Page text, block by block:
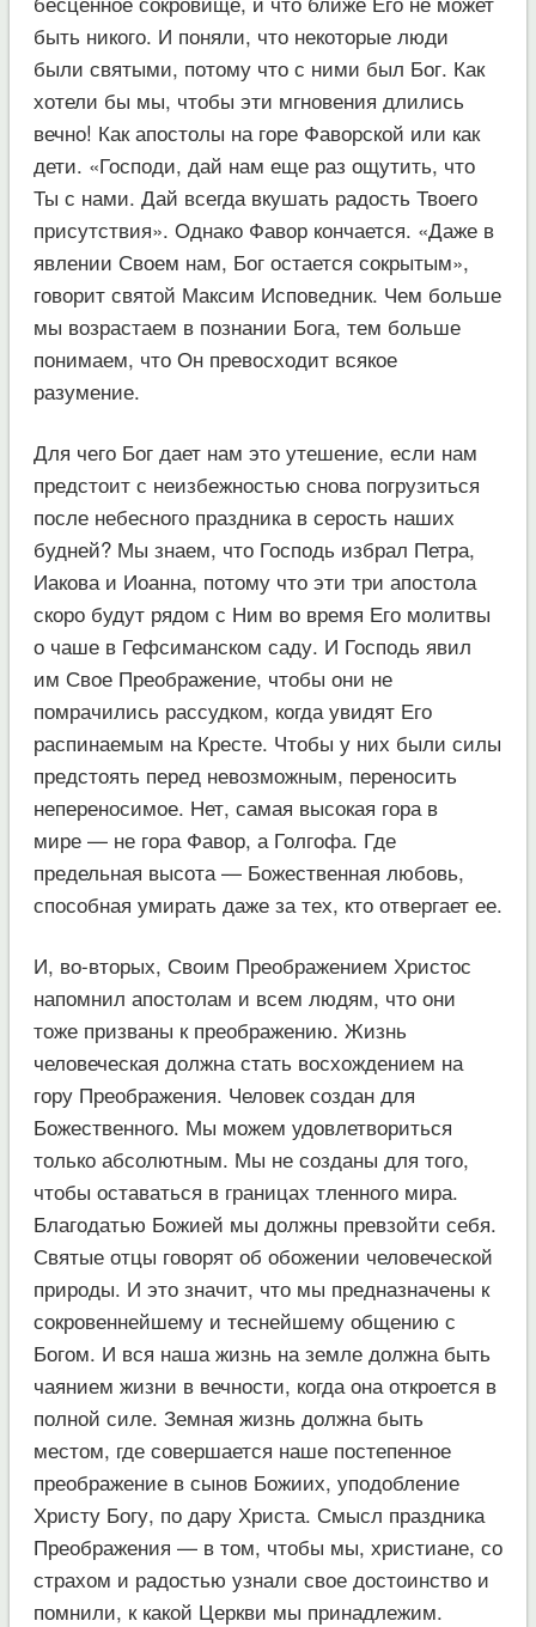
быть никого. И поняли, что некоторые люди
были святыми, потому что с ними был Бог. Как
хотели бы мы, чтобы эти мгновения длились
вечно! Как апостолы на горе Фаворской или как
дети. «Господи, дай нам еще раз ощутить, что
Ты с нами. Дай всегда вкушать радость Твоего
присутствия». Однако Фавор кончается. «Даже в
явлении Своем нам, Бог остается сокрытым»,
говорит святой Максим Исповедник. Чем больше
мы возрастаем в познании Бога, тем больше
понимаем, что Он превосходит всякое
разумение.
Для чего Бог дает нам это утешение, если нам
предстоит с неизбежностью снова погрузиться
после небесного праздника в серость наших
будней? Мы знаем, что Господь избрал Петра,
Иакова и Иоанна, потому что эти три апостола
скоро будут рядом с Ним во время Его молитвы
о чаше в Гефсиманском саду. И Господь явил
им Свое Преображение, чтобы они не
помрачились рассудком, когда увидят Его
распинаемым на Кресте. Чтобы у них были силы
предстоять перед невозможным, переносить
непереносимое. Нет, самая высокая гора в
мире — не гора Фавор, а Голгофа. Где
предельная высота — Божественная любовь,
способная умирать даже за тех, кто отвергает ее.
И, во-вторых, Своим Преображением Христос
напомнил апостолам и всем людям, что они
тоже призваны к преображению. Жизнь
человеческая должна стать восхождением на
гору Преображения. Человек создан для
Божественного. Мы можем удовлетвориться
только абсолютным. Мы не созданы для того,
чтобы оставаться в границах тленного мира.
Благодатью Божией мы должны превзойти себя.
Святые отцы говорят об обожении человеческой
природы. И это значит, что мы предназначены к
сокровеннейшему и теснейшему общению с
Богом. И вся наша жизнь на земле должна быть
чаянием жизни в вечности, когда она откроется в
полной силе. Земная жизнь должна быть
местом, где совершается наше постепенное
преображение в сынов Божиих, уподобление
Христу Богу, по дару Христа. Смысл праздника
Преображения — в том, чтобы мы, христиане, со
страхом и радостью узнали свое достоинство и
помнили, к какой Церкви мы принадлежим.